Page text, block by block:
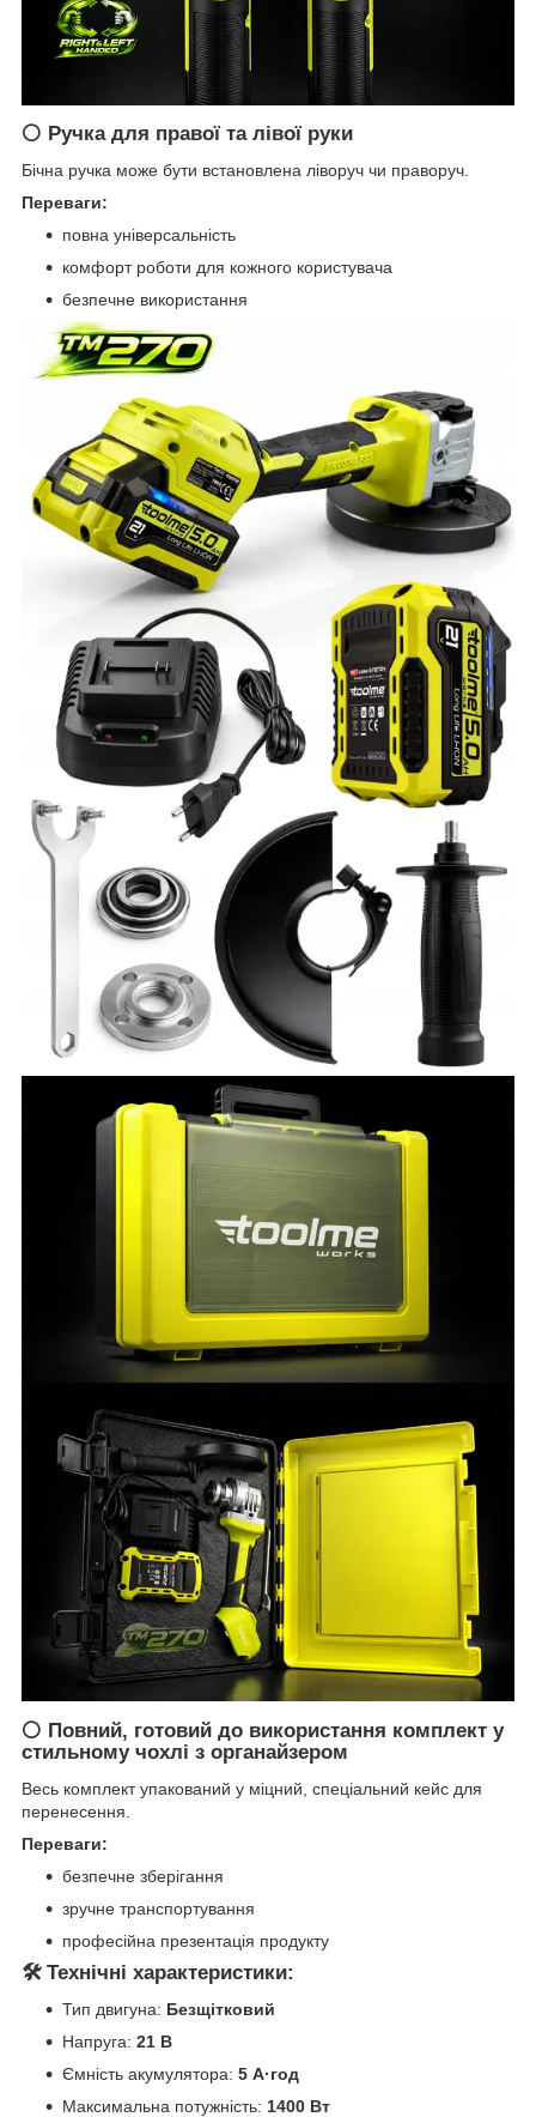
⚪ Ручка для правої та лівої руки
Бічна ручка може бути встановлена ліворуч чи праворуч.
Переваги:
повна універсальність
комфорт роботи для кожного користувача
безпечне використання
⚪ Повний, готовий до використання комплект у
стильному чохлі з органайзером
Весь комплект упакований у міцний, спеціальний кейс для
перенесення.
Переваги:
безпечне зберігання
зручне транспортування
професійна презентація продукту
🛠️Технічні характеристики:
Тип двигуна: Безщітковий
Напруга: 21 В
Ємність акумулятора: 5 А·год
Максимальна потужність: 1400 Вт